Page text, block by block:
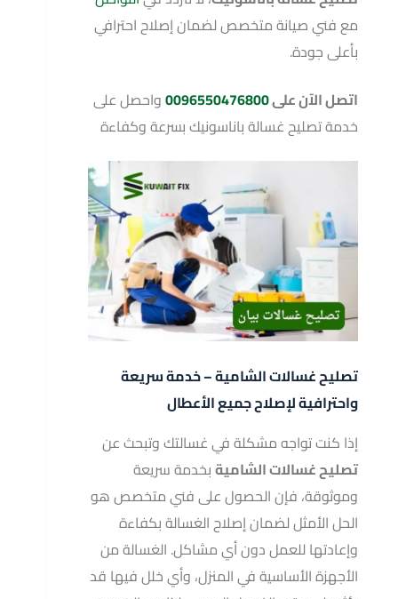
مع فني صيانة متخصص لضمان إصلاح احترافي
بأعلى جودة.
اتصل الآن على0096550476800واحصل على
خدمة تصليح غسالة باناسونيك بسرعة وكفاءة
تصليح غسالات الشامية – خدمة سريعة
واحترافية لإصلاح جميع الأعطال
إذا كنت تواجه مشكلة في غسالتك وتبحث عن
تصليح غسالات الشاميةبخدمة سريعة
وموثوقة، فإن الحصول على فني متخصص هو
الحل الأمثل لضمان إصلاح الغسالة بكفاءة
وإعادتها للعمل دون أي مشاكل. الغسالة من
الأجهزة الأساسية في المنزل، وأي خلل فيها قد